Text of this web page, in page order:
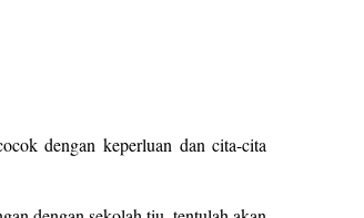
dengan keperluan dan cita-cita